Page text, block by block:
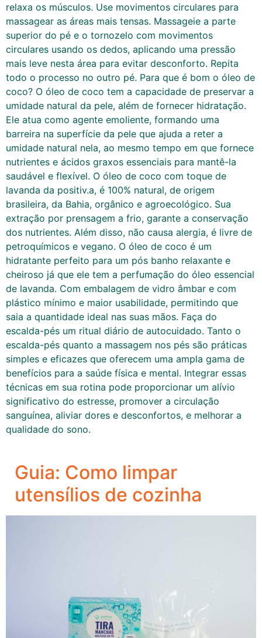
relaxa os músculos. Use movimentos circulares para
massagear as áreas mais tensas. Massageie a parte
superior do pé e o tornozelo com movimentos
circulares usando os dedos, aplicando uma pressão
mais leve nesta área para evitar desconforto. Repita
todo o processo no outro pé. Para que é bom o óleo de
coco? O óleo de coco tem a capacidade de preservar a
umidade natural da pele, além de fornecer hidratação.
Ele atua como agente emoliente, formando uma
barreira na superfície da pele que ajuda a reter a
umidade natural nela, ao mesmo tempo em que fornece
nutrientes e ácidos graxos essenciais para mantê-la
saudável e flexível. O óleo de coco com toque de
lavanda da positiv.a, é 100% natural, de origem
brasileira, da Bahia, orgânico e agroecológico. Sua
extração por prensagem a frio, garante a conservação
dos nutrientes. Além disso, não causa alergia, é livre de
petroquímicos e vegano. O óleo de coco é um
hidratante perfeito para um pós banho relaxante e
cheiroso já que ele tem a perfumação do óleo essencial
de lavanda. Com embalagem de vidro âmbar e com
plástico mínimo e maior usabilidade, permitindo que
saia a quantidade ideal nas suas mãos. Faça do
escalda-pés um ritual diário de autocuidado. Tanto o
escalda-pés quanto a massagem nos pés são práticas
simples e eficazes que oferecem uma ampla gama de
benefícios para a saúde física e mental. Integrar essas
técnicas em sua rotina pode proporcionar um alívio
significativo do estresse, promover a circulação
sanguínea, aliviar dores e desconfortos, e melhorar a
qualidade do sono.
Guia: Como limpar
utensílios de cozinha